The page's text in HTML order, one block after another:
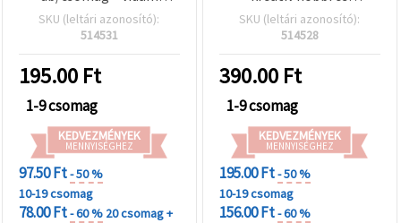
kreatív alkotásokhoz,
virágkötészethez és
SKU (leltári azonosító):
514531
195.00 Ft
1-9 csomag
KEDVEZMÉNYEK
MENNYISÉGHEZ
97.50 Ft- 50 %
10-19 csomag
78.00 Ft- 60 % 20 csomag +
dekorációs DIY
projektekhez,
díszítéshez
SKU (leltári azonosító):
514528
390.00 Ft
1-9 csomag
KEDVEZMÉNYEK
MENNYISÉGHEZ
195.00 Ft- 50 %
10-19 csomag
156.00 Ft- 60 %